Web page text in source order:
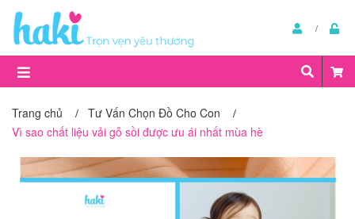
Trang chủ / Tư Vấn Chọn Đồ Cho Con /
Vì sao chất liệu vải gỗ sồi được ưu ái nhất mùa hè